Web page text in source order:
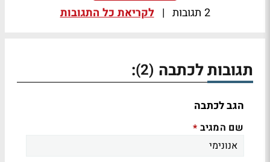
2 תגובות | לקריאת כל התגובות
תגובות לכתבה (2)
:
הגב לכתבה
שם המגיב *